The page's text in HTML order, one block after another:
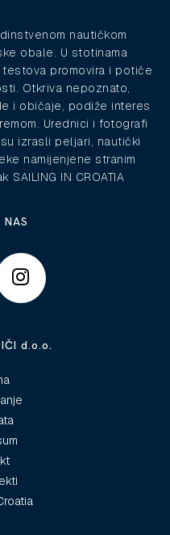
nautičkom
obale. U stotinama
promovira i potiče
Otkriva nepoznato,
i običaje, podiže interes
Urednici i fotografi
izrasli peljari, nautički
namijenjene stranim
IN CROATIA
NAS
d.o.o.